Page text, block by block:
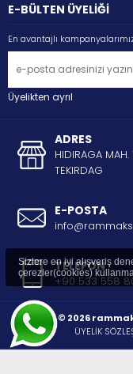
E-BÜLTEN ÜYELİĞİ
En avantajlı
Üyelikten ayrıl
ADRES
HIDIRAGA
TEKIRDAG
E-POSTA
TELEFON
+90 533 558
© 2026
ÜYELİK
Sizlere en iyi alışveriş
çerezler(cookies)